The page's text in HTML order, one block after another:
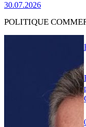
30.07.2026
POLITIQUE